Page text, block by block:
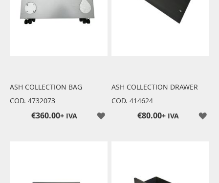
ASH COLLECTION BAG
COD. 4732073
+ IVA
€360.00
ASH COLLECTION DRAWER
COD. 414624
+ IVA
€80.00